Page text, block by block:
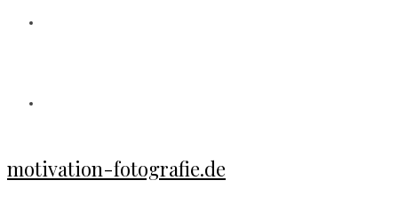
motivation-fotografie.de